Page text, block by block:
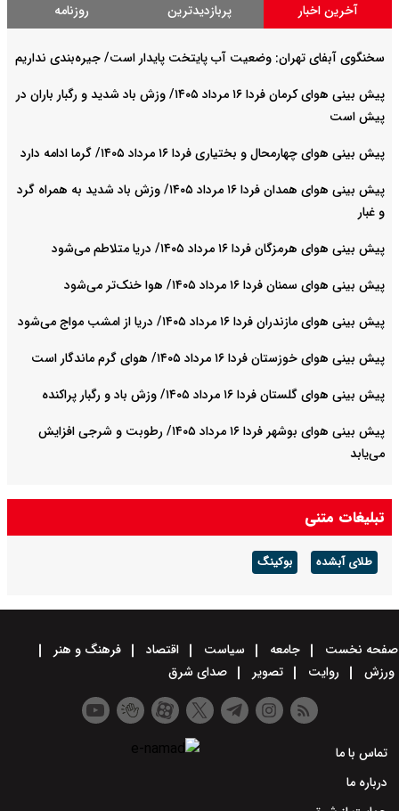
آخرین اخبار پربازدیدترین روزنامه
سخنگوی آبفای تهران: وضعیت آب پایتخت پایدار است/ جیره‌بندی نداریم
پیش بینی هوای کرمان فردا ۱۶ مرداد ۱۴۰۵/ وزش باد شدید و رگبار باران در
پیش است
پیش بینی هوای چهارمحال و بختیاری فردا ۱۶ مرداد ۱۴۰۵/ گرما ادامه دارد
پیش بینی هوای همدان فردا ۱۶ مرداد ۱۴۰۵/ وزش باد شدید به همراه گرد
و غبار
پیش بینی هوای هرمزگان فردا ۱۶ مرداد ۱۴۰۵/ دریا متلاطم می‌شود
پیش بینی هوای سمنان فردا ۱۶ مرداد ۱۴۰۵/ هوا خنک‌تر می‌شود
پیش بینی هوای مازندران فردا ۱۶ مرداد ۱۴۰۵/ دریا از امشب مواج می‌شود
پیش بینی هوای خوزستان فردا ۱۶ مرداد ۱۴۰۵/ هوای گرم ماندگار است
پیش بینی هوای گلستان فردا ۱۶ مرداد ۱۴۰۵/ وزش باد و رگبار پراکنده
پیش بینی هوای بوشهر فردا ۱۶ مرداد ۱۴۰۵/ رطوبت و شرجی افزایش
می‌یابد
تبلیغات متنی
طلای آبشده بوکینگ
صفحه نخست جامعه سیاست اقتصاد
فرهنگ و هنر
ورزش
روایت تصویر صدای شرق
تماس با ما
درباره ما